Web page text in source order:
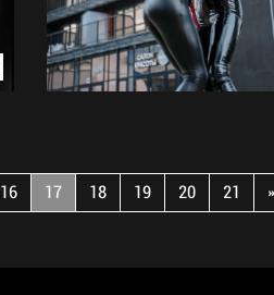
16 17 18 19 20 21 »